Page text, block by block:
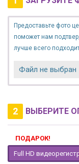
Предоставьте фото
поможет нам
лучше всего
Файл не выбран
2 ВЫБЕРИТЕ
ПОДАРОК!
Full HD